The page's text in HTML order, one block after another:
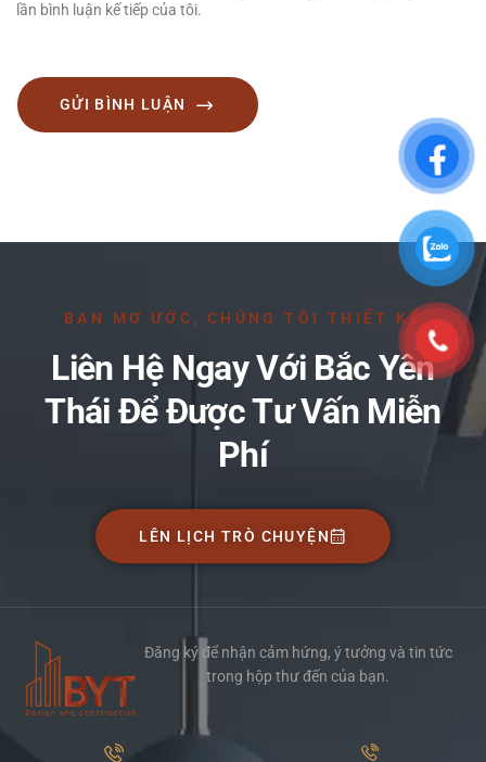
lần bình luận kế tiếp của tôi.
GỬI BÌNH LUẬN
BẠN MƠ ƯỚC, CHÚNG TÔI THIẾT KẾ
Liên Hệ Ngay Với Bắc Yên
Thái Để Được Tư Vấn Miễn
Phí
LÊN LỊCH TRÒ CHUYỆN
Đăng ký để nhận cảm hứng, ý tưởng và tin tức
trong hộp thư đến của bạn.